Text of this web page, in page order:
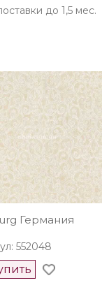
до 1,5 мес.
Германия
552048